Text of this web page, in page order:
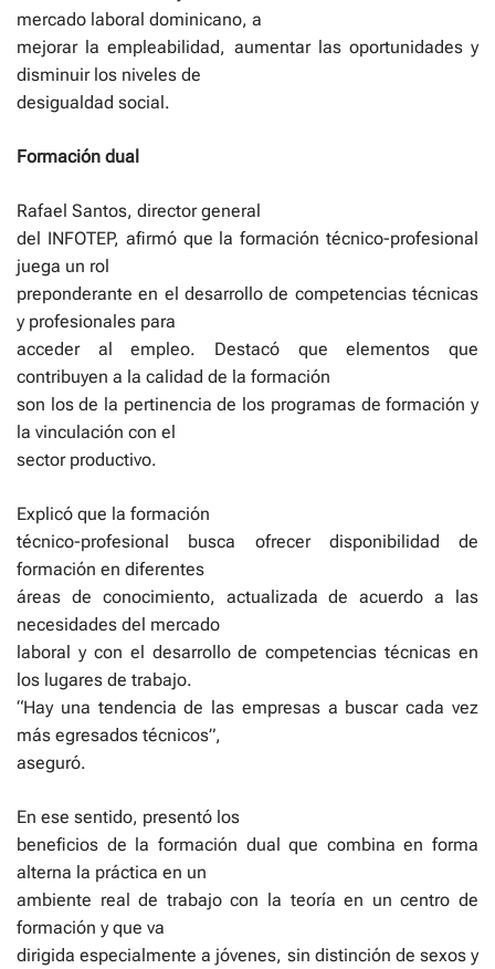
mercado laboral dominicano, a
mejorar la empleabilidad, aumentar las oportunidades y
disminuir los niveles de
desigualdad social.
Formación dual
Rafael Santos, director general
del INFOTEP, afirmó que la formación técnico-profesional
juega un rol
preponderante en el desarrollo de competencias técnicas
y profesionales para
acceder al empleo. Destacó que elementos que
contribuyen a la calidad de la formación
son los de la pertinencia de los programas de formación y
la vinculación con el
sector productivo.
Explicó que la formación
técnico-profesional busca ofrecer disponibilidad de
formación en diferentes
áreas de conocimiento, actualizada de acuerdo a las
necesidades del mercado
laboral y con el desarrollo de competencias técnicas en
los lugares de trabajo.
“Hay una tendencia de las empresas a buscar cada vez
más egresados técnicos”,
aseguró.
En ese sentido, presentó los
beneficios de la formación dual que combina en forma
alterna la práctica en un
ambiente real de trabajo con la teoría en un centro de
formación y que va
dirigida especialmente a jóvenes, sin distinción de sexos y